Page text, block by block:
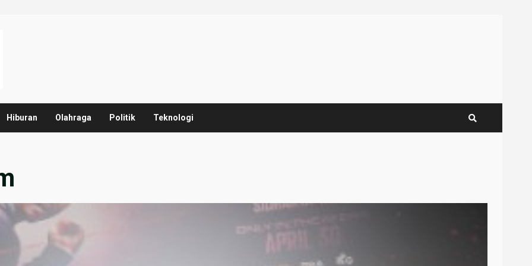
Hiburan Olahraga Politik Teknologi